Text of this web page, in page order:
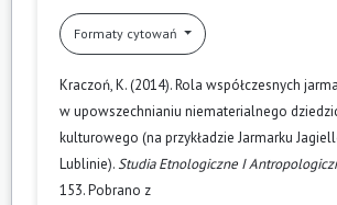
Formaty cytowań
Kraczoń, K. (2014). Rola współczesnych
w upowszechnianiu niematerialnego
kulturowego (na przykładzie Jarmarku
Lublinie).Studia Etnologiczne I
153. Pobrano z